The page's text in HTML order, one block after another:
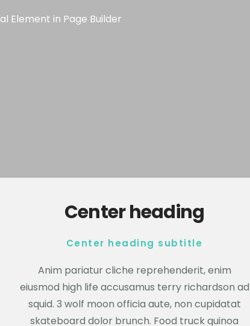
Element in Page Builder
Center heading
Center heading subtitle
Anim pariatur cliche reprehenderit, enim
eiusmod high life accusamus terry richardson ad
squid. 3 wolf moon officia aute, non cupidatat
skateboard dolor brunch. Food truck quinoa